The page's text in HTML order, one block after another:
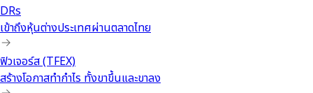
DRs
เข้าถึงหุ้นต่างประเทศผ่านตลาดไทย
ฟิวเจอร์ส (TFEX)
สร้างโอกาสทำกำไร ทั้งขาขึ้นและขาลง